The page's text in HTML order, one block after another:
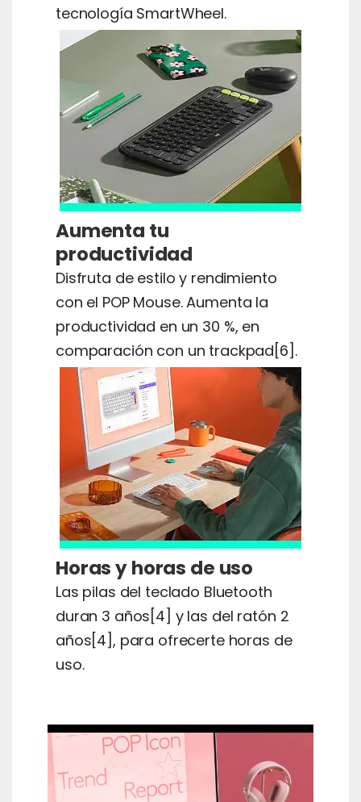
tecnología SmartWheel.
Aumenta tu
productividad
Disfruta de estilo y rendimiento
con el POP Mouse. Aumenta la
productividad en un 30 %, en
comparación con un trackpad[6].
Horas y horas de uso
Las pilas del teclado Bluetooth
duran 3 años[4] y las del ratón 2
años[4], para ofrecerte horas de
uso.